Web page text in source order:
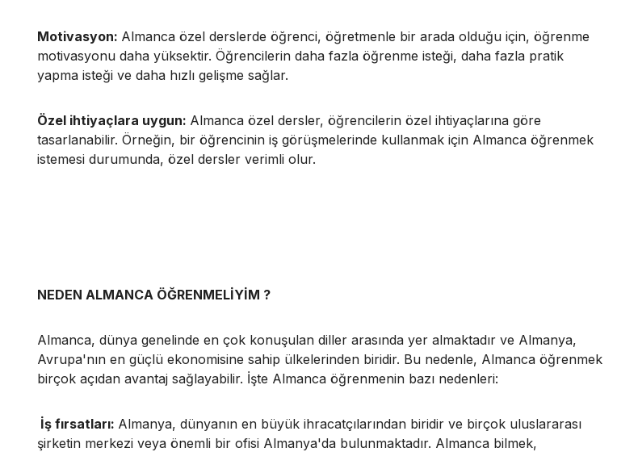
Motivasyon: Almanca özel derslerde öğrenci, öğretmenle bir arada olduğu için, öğrenme
motivasyonu daha yüksektir. Öğrencilerin daha fazla öğrenme isteği, daha fazla pratik
yapma isteği ve daha hızlı gelişme sağlar.
Özel ihtiyaçlara uygun: Almanca özel dersler, öğrencilerin özel ihtiyaçlarına göre
tasarlanabilir. Örneğin, bir öğrencinin iş görüşmelerinde kullanmak için Almanca öğrenmek
istemesi durumunda, özel dersler verimli olur.
NEDEN ALMANCA ÖĞRENMELİYİM ?
Almanca, dünya genelinde en çok konuşulan diller arasında yer almaktadır ve Almanya,
Avrupa'nın en güçlü ekonomisine sahip ülkelerinden biridir. Bu nedenle, Almanca öğrenmek
birçok açıdan avantaj sağlayabilir. İşte Almanca öğrenmenin bazı nedenleri:
İş fırsatları: Almanya, dünyanın en büyük ihracatçılarından biridir ve birçok uluslararası
şirketin merkezi veya önemli bir ofisi Almanya'da bulunmaktadır. Almanca bilmek,